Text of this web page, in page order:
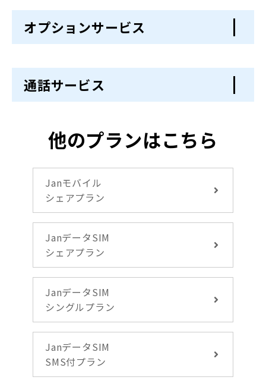
オプションサービス
通話サービス
他のプランはこちら
Janモバイル
シェアプラン
JanデータSIM
シェアプラン
JanデータSIM
シングルプラン
JanデータSIM
SMS付プラン